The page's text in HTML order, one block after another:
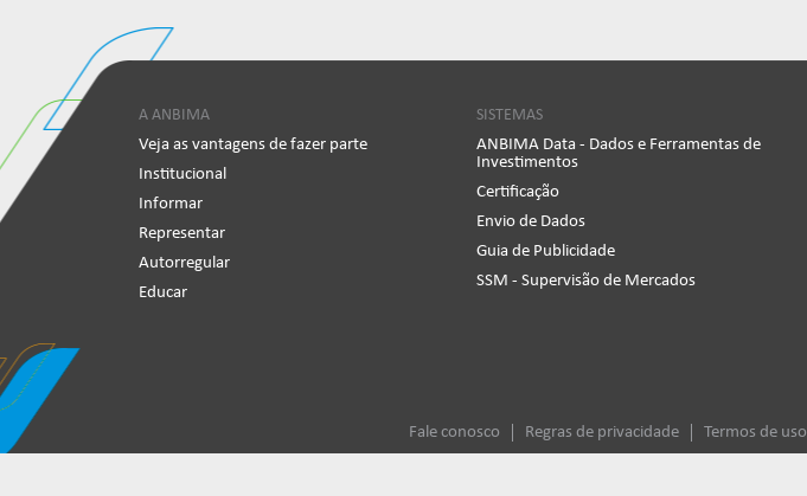
A ANBIMA
Veja as vantagens de fazer parte
Institucional
Informar
Representar
Autorregular
Educar
SISTEMAS
ANBIMA Data - Dados e Ferramentas de
Investimentos
Certificação
Envio de Dados
Guia de Publicidade
SSM - Supervisão de Mercados
Fale conosco Regras de privacidade Termos de uso